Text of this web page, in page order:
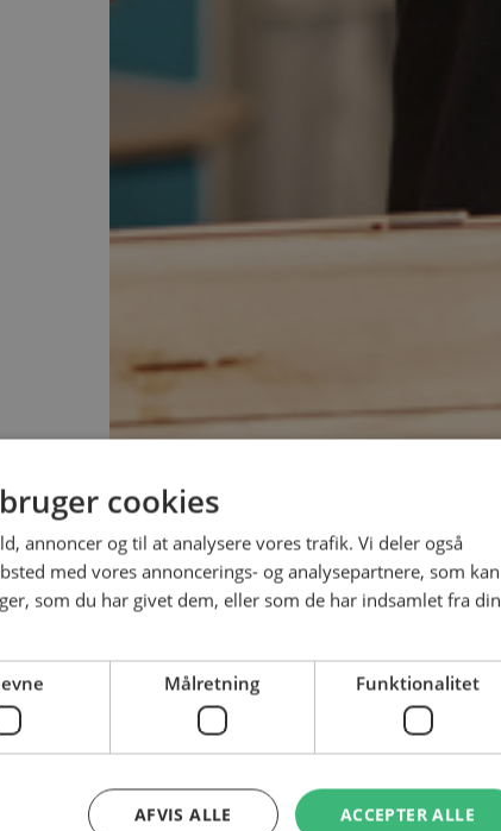
cookies
annoncer og til at analysere vores trafik. Vi deler også
med vores annoncerings- og analysepartnere, som kan
som du har givet dem, eller som de har indsamlet fra din
Målretning Funktionalitet
ACCEPTER ALLE
AFVIS ALLE